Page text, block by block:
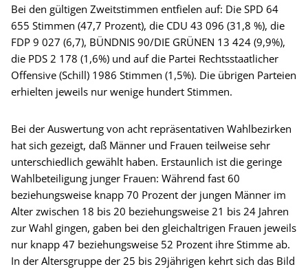
Bei den gültigen Zweitstimmen entfielen auf: Die SPD 64
655 Stimmen (47,7 Prozent), die CDU 43 096 (31,8 %), die
FDP 9 027 (6,7), BÜNDNIS 90/DIE GRÜNEN 13 424 (9,9%),
die PDS 2 178 (1,6%) und auf die Partei Rechtsstaatlicher
Offensive (Schill) 1986 Stimmen (1,5%). Die übrigen Parteien
erhielten jeweils nur wenige hundert Stimmen.
Bei der Auswertung von acht repräsentativen Wahlbezirken
hat sich gezeigt, daß Männer und Frauen teilweise sehr
unterschiedlich gewählt haben. Erstaunlich ist die geringe
Wahlbeteiligung junger Frauen: Während fast 60
beziehungsweise knapp 70 Prozent der jungen Männer im
Alter zwischen 18 bis 20 beziehungsweise 21 bis 24 Jahren
zur Wahl gingen, gaben bei den gleichaltrigen Frauen jeweils
nur knapp 47 beziehungsweise 52 Prozent ihre Stimme ab.
In der Altersgruppe der 25 bis 29jährigen kehrt sich das Bild